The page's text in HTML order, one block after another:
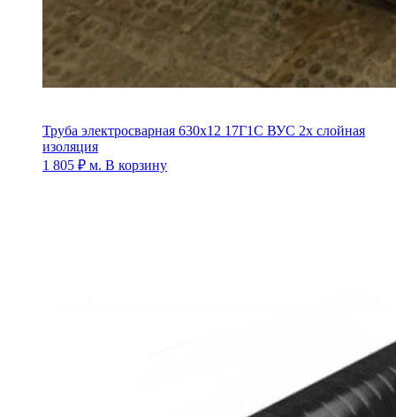
Труба электросварная 630х12 17Г1С ВУС 2х слойная
изоляция
1 805 ₽ м. В корзину